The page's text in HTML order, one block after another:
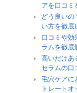
アを口コミ
どう良い
い方を徹底
口コミや効
ラムを徹底
高いだけあ
セラムの口
毛穴ケアに
トレート